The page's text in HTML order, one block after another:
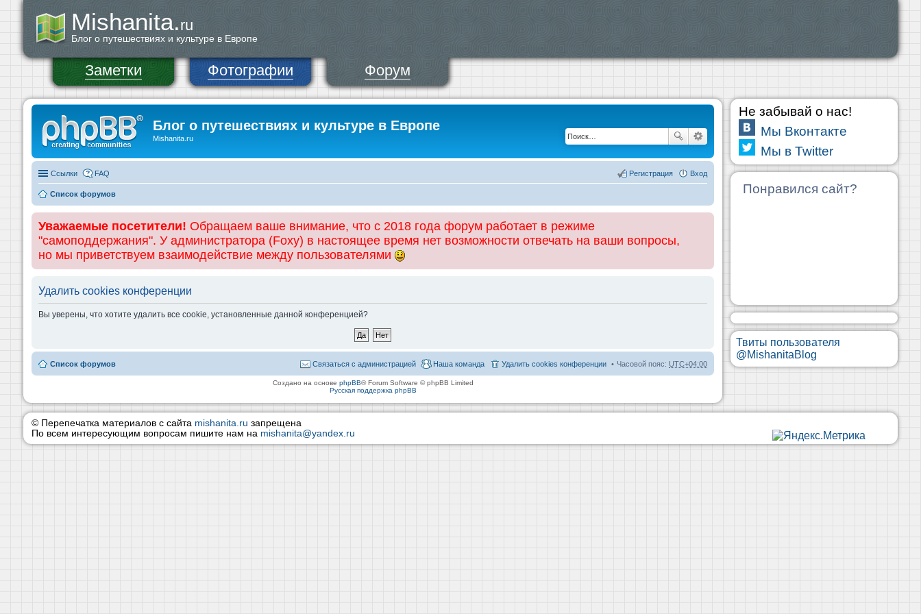
Mishanita.ru
Блог о путешествиях и культуре в Европе
Заметки Фотографии Форум
Блог о путешествиях и культуре в Европе
Mishanita.ru
Ссылки FAQ Вход
Регистрация
Список форумов
Уважаемые посетители! Обращаем ваше внимание, что с 2018 года форум работает в режиме
"самоподдержания". У администратора (Foxy) в настоящее время нет возможности отвечать на ваши вопросы,
но мы приветствуем взаимодействие между пользователями
Удалить cookies конференции
Вы уверены, что хотите удалить все cookie, установленные данной конференцией?
Список форумов Часовой пояс: UTC+04:00
Удалить cookies конференции
Наша команда
Связаться с администрацией
Создано на основе phpBB® Forum Software © phpBB Limited
Русская поддержка phpBB
Не забывай о нас!
Мы Вконтакте
Мы в Twitter
Понравился сайт?
Твиты пользователя
@MishanitaBlog
© Перепечатка материалов с сайта mishanita.ru запрещена
По всем интересующим вопросам пишите нам на mishanita@yandex.ru